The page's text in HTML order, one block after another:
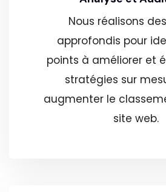
Nous réalisons
approfondis pour
points à améliorer et
stratégies sur
augmenter le
site web.